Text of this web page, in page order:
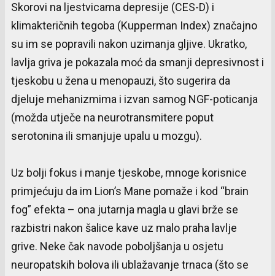
Skorovi na ljestvicama depresije (CES-D) i
klimakteričnih tegoba (Kupperman Index) značajno
su im se popravili nakon uzimanja gljive. Ukratko,
lavlja griva je pokazala moć da smanji depresivnost i
tjeskobu u žena u menopauzi, što sugerira da
djeluje mehanizmima i izvan samog NGF-poticanja
(možda utječe na neurotransmitere poput
serotonina ili smanjuje upalu u mozgu).
Uz bolji fokus i manje tjeskobe, mnoge korisnice
primjećuju da im Lion’s Mane pomaže i kod “brain
fog” efekta – ona jutarnja magla u glavi brže se
razbistri nakon šalice kave uz malo praha lavlje
grive. Neke čak navode poboljšanja u osjetu
neuropatskih bolova ili ublažavanje trnaca (što se